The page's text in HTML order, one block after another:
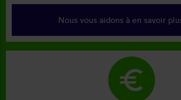
Nous vous aidons à en savoir
euro